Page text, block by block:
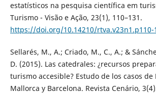
estatísticos na pesquisa científica em
Turismo - Visão e Ação, 23(1), 110–131.
https://doi.org/10.14210/rtva.v23n1.p110-
Sellarés, M., A.; Criado, M., C., A.; &
D. (2015). Las catedrales: ¿recursos
turismo accesible? Estudo de los casos de
Mallorca y Barcelona. Revista Cenário,